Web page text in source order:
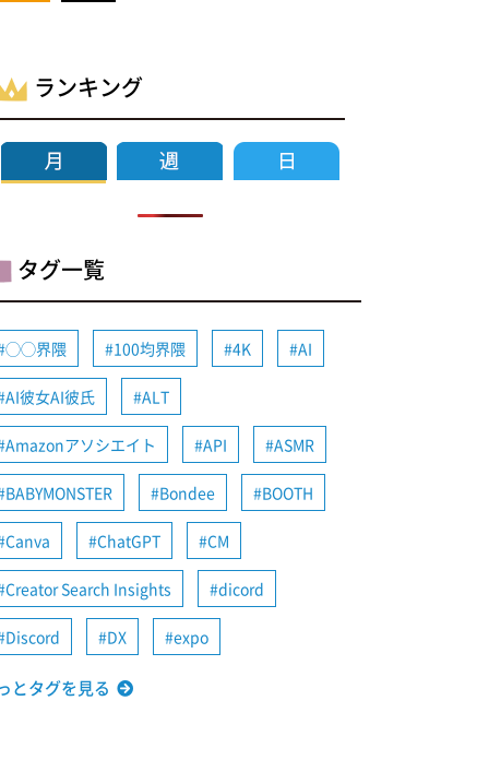
ランキング
タグ一覧
◯◯界隈 100均界隈 4K AI
AI彼女AI彼氏 ALT
Amazonアソシエイト API ASMR
BABYMONSTER Bondee BOOTH
Canva ChatGPT CM
Creator Search Insights dicord
Discord DX expo
とタグを見る